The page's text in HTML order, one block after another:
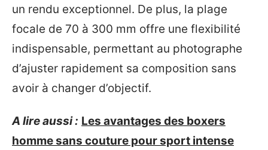
un rendu exceptionnel. De plus, la plage
focale de 70 à 300 mm offre une flexibilité
indispensable, permettant au photographe
d’ajuster rapidement sa composition sans
avoir à changer d’objectif.
A lire aussi : Les avantages des boxers
homme sans couture pour sport intense